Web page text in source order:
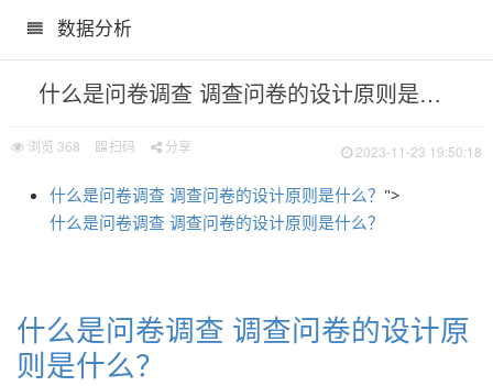
数据分析
什么是问卷调查 调查问卷的设计原则是什么？
浏览 368 扫码 分享 2023-11-23 19:50:18
什么是问卷调查 调查问卷的设计原则是什么？ ">
什么是问卷调查 调查问卷的设计原则是什么？
什么是问卷调查 调查问卷的设计原
则是什么？
基础知识